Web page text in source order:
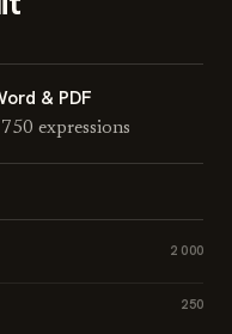
& PDF
expressions
2 000
250